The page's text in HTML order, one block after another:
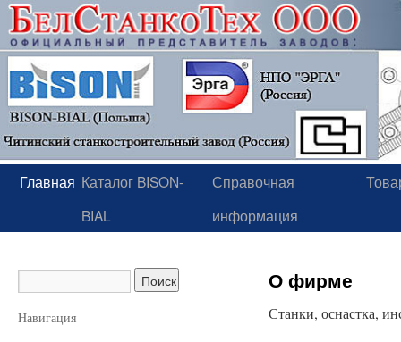
Главная Каталог BISON-
BIAL
Справочная
информация
О фирме
Станки, оснастка,
Навигация